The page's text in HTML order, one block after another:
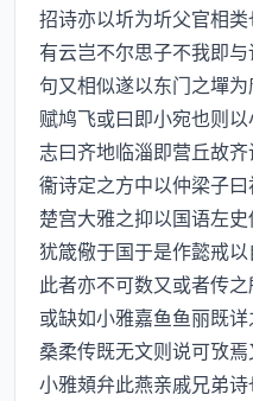
招诗亦以圻为圻父官相
有云岂不尔思子不我即
句又相似遂以东门之墠
赋鸠飞或曰即小宛也则
志曰齐地临淄即营丘故
衞诗定之方中以仲梁子
楚宫大雅之抑以国语左
犹箴儆于国于是作懿戒
此者亦不可数又或者传
或缺如小雅嘉鱼鱼丽既
桑柔传既无文则说可攷
小雅頍弁此燕亲戚兄弟